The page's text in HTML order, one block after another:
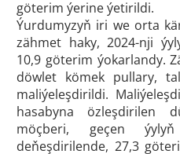
göterim ýerine ýetirildi.
Ýurdumyzyň iri we orta
zähmet haky, 2024-nji
10,9 göterim ýokarlandy.
döwlet kömek pullary,
maliýeleşdirildi.
hasabyna özleşdirilen
möçberi, geçen
deňeşdirilende, 27,3